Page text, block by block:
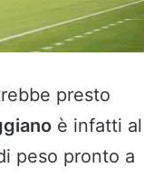
presto
è infatti al
peso pronto a